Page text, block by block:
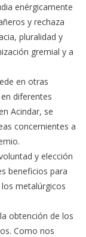
enérgicamente
y rechaza
pluralidad y
gremial y a
en otras
diferentes
Acindar, se
concernientes a
y elección
beneficios para
metalúrgicos
obtención de los
Como nos